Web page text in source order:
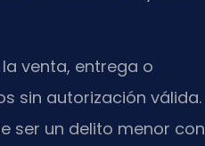
venta, entrega o
sin autorización válida.
ser un delito menor con